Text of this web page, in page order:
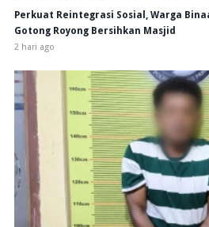
Perkuat Reintegrasi Sosial, Warga
Gotong Royong Bersihkan Masjid
2 hari ago